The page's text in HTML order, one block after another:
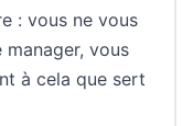
: vous ne vous
vous
à cela que sert